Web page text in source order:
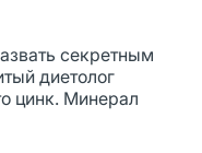
секретным
диетолог
цинк. Минерал